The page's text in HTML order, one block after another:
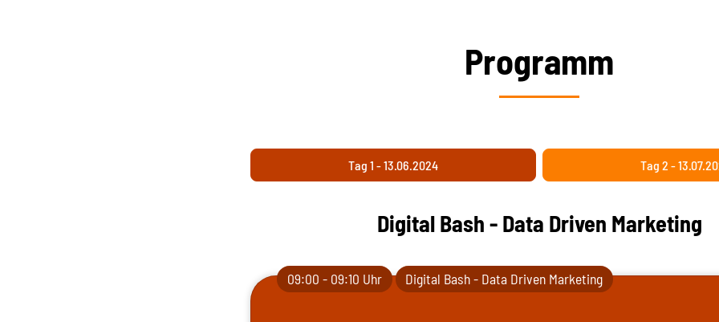
Programm
Tag 1 - 13.06.2024 Tag 2 -
Digital Bash - Data Driven Marketing
09:00 - 09:10 Uhr Digital Bash - Data Driven Marketing